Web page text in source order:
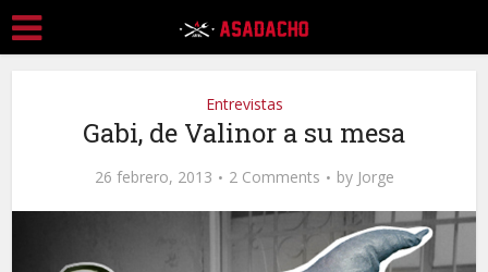
Entrevistas
Gabi, de Valinor a su mesa
26 febrero, 2013 2 Comments by Jorge